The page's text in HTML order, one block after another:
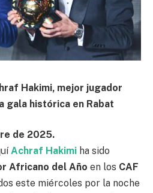
Hakimi, mejor jugador
gala histórica en Rabat
de 2025.
Achraf Hakimi ha sido
Africano del Año en los CAF
este miércoles por la noche